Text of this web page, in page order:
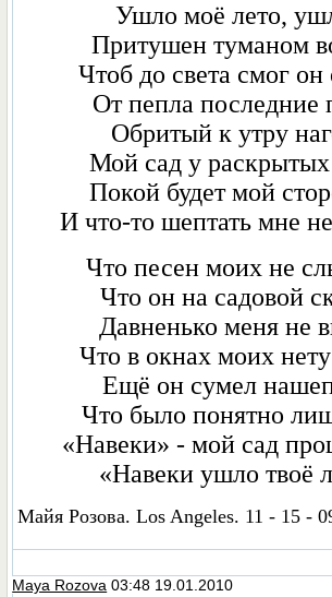
Ушло моё летo,
Притушен туманом
Чтоб до света смог
От пепла последние
Обритый к утру
Мой сад у раскрытых
Покой будет мой
И что-то шептать мне
Что песен моих нe
Что он на садовой
Давненько меня не
Что в окнах моих нету
Ещё он сумел
Что было понятно
«Навеки» - мой сад
«Навеки ушло твоё
Майя Розова. Los Angeles. 11 - 15 -
Maya Rozova 03:48 19.01.2010